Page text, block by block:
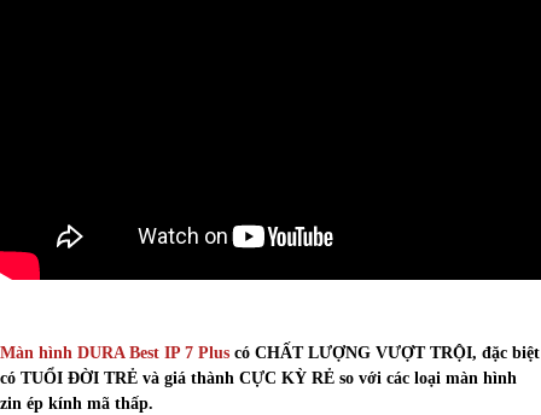
Màn hình DURA Best IP 7 Plus có CHẤT LƯỢNG VƯỢT TRỘI, đặc biệt
có TUỔI ĐỜI TRẺ và giá thành CỰC KỲ RẺ so với các loại màn hình
zin ép kính mã thấp.